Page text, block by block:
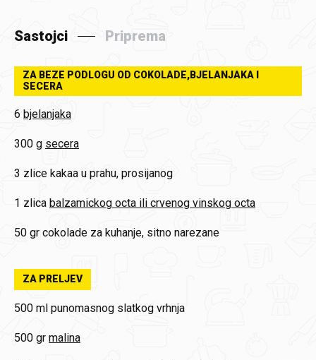
Sastojci Priprema
ZA BEZE PODLOGU OD COKOLADE,BJELANJAKA I
SECERA
6 bjelanjaka
300 g secera
3 zlice kakaa u prahu, prosijanog
1 zlica balzamickog octa ili crvenog vinskog octa
50 gr cokolade za kuhanje, sitno narezane
ZA PRELJEV
500 ml punomasnog slatkog vrhnja
500 gr malina